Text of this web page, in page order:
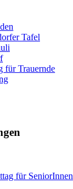
Tafel
für Trauernde
für SeniorInnen